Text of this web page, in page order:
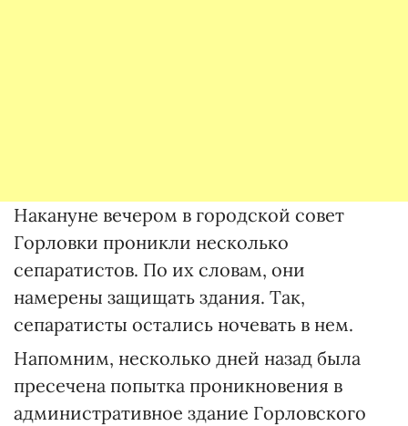
Накануне вечером в городской совет
Горловки проникли несколько
сепаратистов. По их словам, они
намерены защищать здания. Так,
сепаратисты остались ночевать в нем.
Напомним, несколько дней назад была
пресечена попытка проникновения в
административное здание Горловского